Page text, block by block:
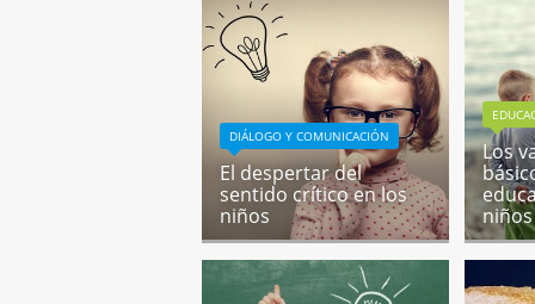
DIÁLOGO Y COMUNICACIÓN
El despertar del
sentido crítico en los
niños
Los
niños